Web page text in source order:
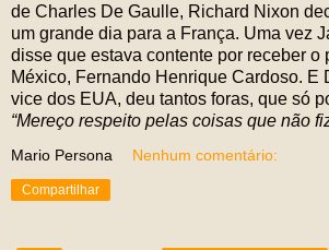
de Charles De Gaulle, Richard Nixon
um grande dia para a França. Uma vez
disse que estava contente por receber o
México, Fernando Henrique Cardoso. E
vice dos EUA, deu tantos foras, que só
“Mereço respeito pelas coisas que não
Mario Persona Nenhum comentário:
Compartilhar